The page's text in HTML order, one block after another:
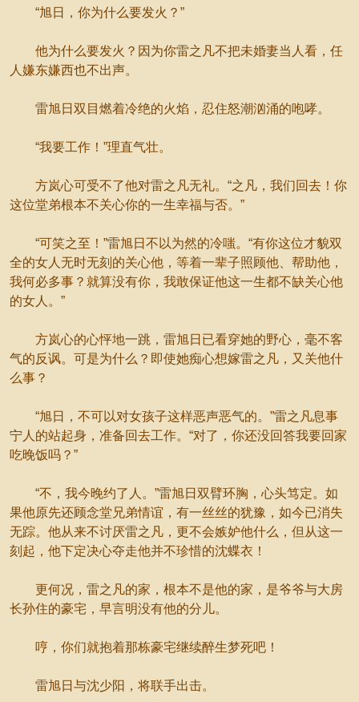
“旭日，你为什么要发火？”
他为什么要发火？因为你雷之凡不把未婚妻当人看，任
人嫌东嫌西也不出声。
雷旭日双目燃着冷绝的火焰，忍住怒潮汹涌的咆哮。
“我要工作！”理直气壮。
方岚心可受不了他对雷之凡无礼。“之凡，我们回去！你
这位堂弟根本不关心你的一生幸福与否。”
“可笑之至！”雷旭日不以为然的冷嗤。“有你这位才貌双
全的女人无时无刻的关心他，等着一辈子照顾他、帮助他，
我何必多事？就算没有你，我敢保证他这一生都不缺关心他
的女人。”
方岚心的心怦地一跳，雷旭日已看穿她的野心，毫不客
气的反讽。可是为什么？即使她痴心想嫁雷之凡，又关他什
么事？
“旭日，不可以对女孩子这样恶声恶气的。”雷之凡息事
宁人的站起身，准备回去工作。“对了，你还没回答我要回家
吃晚饭吗？”
“不，我今晚约了人。”雷旭日双臂环胸，心头笃定。如
果他原先还顾念堂兄弟情谊，有一丝丝的犹豫，如今已消失
无踪。他从来不讨厌雷之凡，更不会嫉妒他什么，但从这一
刻起，他下定决心夺走他并不珍惜的沈蝶衣！
更何况，雷之凡的家，根本不是他的家，是爷爷与大房
长孙住的豪宅，早言明没有他的分儿。
哼，你们就抱着那栋豪宅继续醉生梦死吧！
雷旭日与沈少阳，将联手出击。